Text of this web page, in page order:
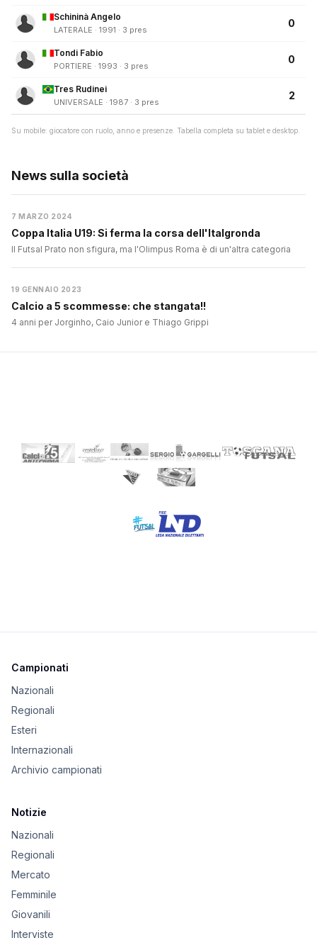
Schininà Angelo
LATERALE · 1991 · 3 pres
0
Tondi Fabio
PORTIERE · 1993 · 3 pres
0
Tres Rudinei
UNIVERSALE · 1987 · 3 pres
2
Su mobile: giocatore con ruolo, anno e presenze. Tabella completa su tablet e desktop.
News sulla società
7 MARZO 2024
Coppa Italia U19: Si ferma la corsa dell'Italgronda
Il Futsal Prato non sfigura, ma l'Olimpus Roma è di un'altra categoria
19 GENNAIO 2023
Calcio a 5 scommesse: che stangata!!
4 anni per Jorginho, Caio Junior e Thiago Grippi
Campionati
Nazionali
Regionali
Esteri
Internazionali
Archivio campionati
Notizie
Nazionali
Regionali
Mercato
Femminile
Giovanili
Interviste